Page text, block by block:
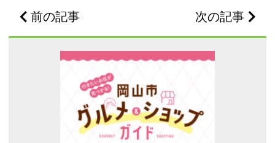
前の記事 次の記事